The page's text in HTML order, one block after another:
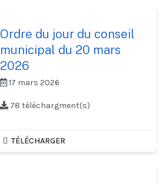
Ordre du jour du conseil
municipal du 20 mars
2026
17 mars 2026
78 téléchargment(s)
TÉLÉCHARGER